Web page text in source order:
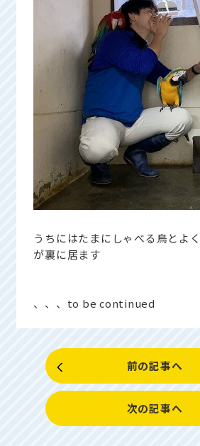
うちにはたまにしゃべる鳥とよ
が裏に居ます
、、、to be continued
前の記事へ
次の記事へ